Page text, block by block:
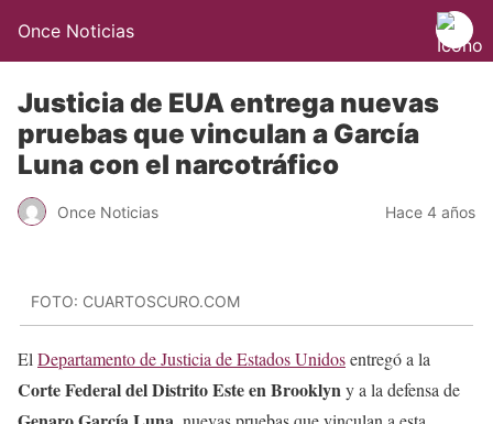
Once Noticias
Justicia de EUA entrega nuevas
pruebas que vinculan a García
Luna con el narcotráfico
Once Noticias Hace 4 años
FOTO: CUARTOSCURO.COM
El Departamento de Justicia de Estados Unidosentregó a la
Corte Federal del Distrito Este en Brooklyny a la defensa de